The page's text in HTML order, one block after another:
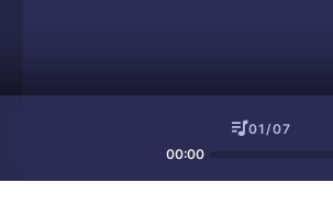
01/07
00:00